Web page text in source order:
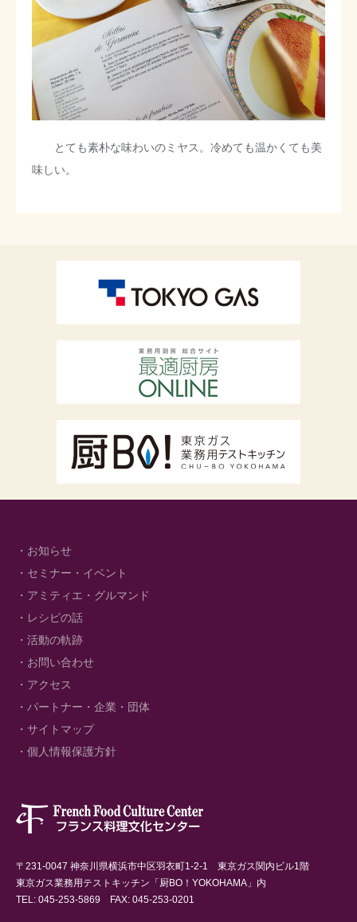
とても素朴な味わいのミヤス。冷めても温かくても美
味しい。
・お知らせ
・セミナー・イベント
・アミティエ・グルマンド
・レシピの話
・活動の軌跡
・お問い合わせ
・アクセス
・パートナー・企業・団体
・サイトマップ
・個人情報保護方針
〒231-0047 神奈川県横浜市中区羽衣町1-2-1 東京ガス関内ビル1階
東京ガス業務用テストキッチン「厨BO！YOKOHAMA」内
TEL: 045-253-5869 FAX: 045-253-0201